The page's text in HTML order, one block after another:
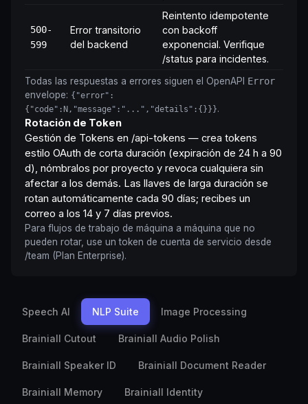
500-
599
Error transitorio
del backend
Reintento idempotente
con backoff
exponencial. Verifique
/status para incidentes.
Todas las respuestas a errores siguen el OpenAPI Error
envelope: {"error":
{"code":N,"message":"...","details":{}}}.
Rotación de Token
Gestión de Tokens en /api-tokens — crea tokens
estilo OAuth de corta duración (expiración de 24 h a 90
d), nómbralos por proyecto y revoca cualquiera sin
afectar a los demás. Las llaves de larga duración se
rotan automáticamente cada 90 días; recibes un
correo a los 14 y 7 días previos.
Para flujos de trabajo de máquina a máquina que no
pueden rotar, use un token de cuenta de servicio desde
/team (Plan Enterprise).
Speech AI NLP Suite Image Processing
Brainiall Cutout Brainiall Audio Polish
Brainiall Speaker ID Brainiall Document Reader
Brainiall Memory Brainiall Identity